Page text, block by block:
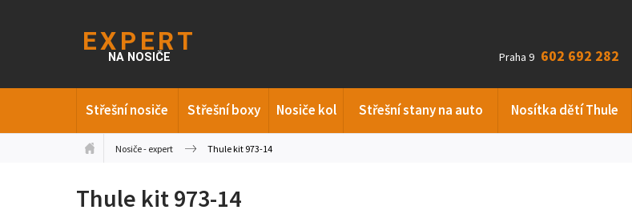
Praha 9 602 692 282
Střešní nosiče Střešní boxy Nosiče kol Střešní stany na auto Nosítka dětí Thule
Nosiče - expert Thule kit 973-14
Thule kit 973-14